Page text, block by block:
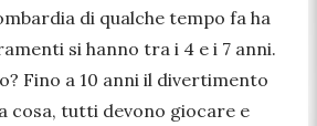
di qualche tempo fa ha
si hanno tra i 4 e i 7 anni.
Fino a 10 anni il divertimento
cosa, tutti devono giocare e